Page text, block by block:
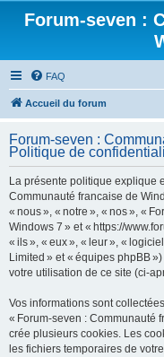
Forum-seven :
FAQ
Accueil du forum
Forum-seven :
Politique de
La présente politique explique
Communauté francaise de
« nous », « notre », « nos », «
Windows 7 » et « https://
« ils », « eux », « leur », «
Limited » et « équipes phpBB
votre utilisation de ce site (ci-
Vos informations sont
« Forum-seven : Communauté
crée plusieurs cookies. Les
les fichiers temporaires de